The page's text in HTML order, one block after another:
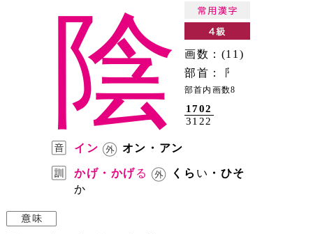
陰
画数：(11)
部首：
部首内画数8
1702
3122
イン
オン・アン
かげ・かげる くら い ・ひそ
か